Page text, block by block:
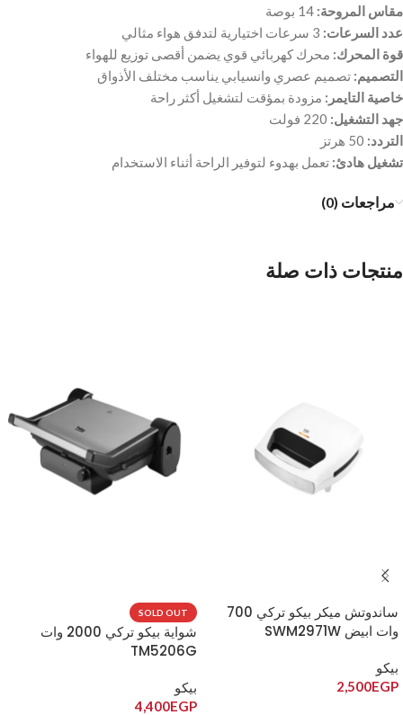
مقاس المروحة:
عدد السرعات:
قوة المحرك: محرك كهربائي قوي يضمن أقصى توزيع للهواء
التصميم: تصميم عصري وانسيابي يناسب مختلف الأذواق
خاصية التايمر: مزودة بمؤقت لتشغيل أكثر راحة
جهد التشغيل:
التردد:
تشغيل هادئ: تعمل بهدوء لتوفير الراحة أثناء الاستخدام
مراجعات (0)
منتجات ذات صلة
ساندوتش ميكر بيكو تركي 700
وات ابيض SWM2971W
بيكو
2,500EGP
SOLD OUT
شواية بيكو تركي 2000 وات
TM5206G
بيكو
4,400EGP